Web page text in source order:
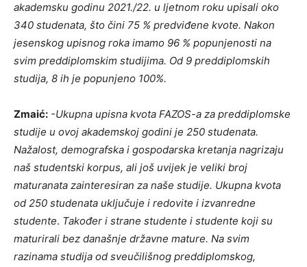
akademsku godinu 2021./22. u ljetnom roku upisali oko
340 studenata, što čini 75 % predviđene kvote. Nakon
jesenskog upisnog roka imamo 96 % popunjenosti na
svim preddiplomskim studijima. Od 9 preddiplomskih
studija, 8 ih je popunjeno 100%.
Zmaić: -Ukupna upisna kvota FAZOS-a za preddiplomske
studije u ovoj akademskoj godini je 250 studenata.
Nažalost, demografska i gospodarska kretanja nagrizaju
naš studentski korpus, ali još uvijek je veliki broj
maturanata zainteresiran za naše studije. Ukupna kvota
od 250 studenata uključuje i redovite i izvanredne
studente. Također i strane studente i studente koji su
maturirali bez današnje državne mature. Na svim
razinama studija od sveučilišnog preddiplomskog,